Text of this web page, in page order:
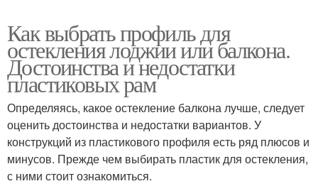
Как выбрать профиль для
остекления лоджии или балкона.
Достоинства и недостатки
пластиковых рам
Определяясь, какое остекление балкона лучше, следует
оценить достоинства и недостатки вариантов. У
конструкций из пластикового профиля есть ряд плюсов и
минусов. Прежде чем выбирать пластик для остекления,
с ними стоит ознакомиться.